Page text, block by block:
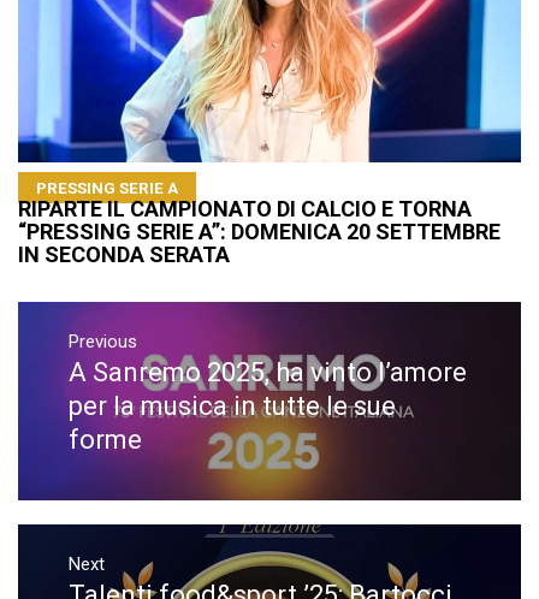
PRESSING SERIE A
RIPARTE IL CAMPIONATO DI CALCIO E TORNA
“PRESSING SERIE A”: DOMENICA 20 SETTEMBRE
IN SECONDA SERATA
Navigazione
articoli
Previous
Previous
post:
A Sanremo 2025, ha vinto l’amore
per la musica in tutte le sue
forme
Next
Next